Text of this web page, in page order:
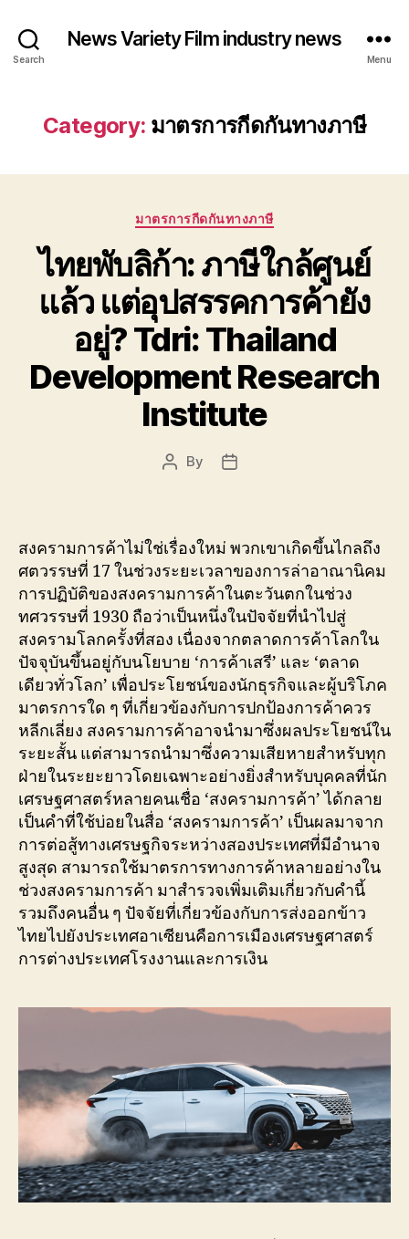
Search
News Variety Film industry news
Menu
Category: มาตรการกีดกันทางภาษี
Categories
มาตรการกีดกันทางภาษี
ไทยพับลิก้า: ภาษีใกล้ศูนย์
แล้ว แต่อุปสรรคการค้ายัง
อยู่? Tdri: Thailand
Development Research
Institute
Post
By
Post
สงครามการค้าไม่ใช่เรื่องใหม่ พวกเขาเกิดขึ้นไกลถึง
ศตวรรษที่ 17 ในช่วงระยะเวลาของการล่าอาณานิคม
การปฏิบัติของสงครามการค้าในตะวันตกในช่วง
ทศวรรษที่ 1930 ถือว่าเป็นหนึ่งในปัจจัยที่นำไปสู่
สงครามโลกครั้งที่สอง เนื่องจากตลาดการค้าโลกใน
ปัจจุบันขึ้นอยู่กับนโยบาย ‘การค้าเสรี’ และ ‘ตลาด
เดียวทั่วโลก’ เพื่อประโยชน์ของนักธุรกิจและผู้บริโภค
มาตรการใด ๆ ที่เกี่ยวข้องกับการปกป้องการค้าควร
หลีกเลี่ยง สงครามการค้าอาจนำมาซึ่งผลประโยชน์ใน
ระยะสั้น แต่สามารถนำมาซึ่งความเสียหายสำหรับทุก
ฝ่ายในระยะยาวโดยเฉพาะอย่างยิ่งสำหรับบุคคลที่นัก
เศรษฐศาสตร์หลายคนเชื่อ ‘สงครามการค้า’ ได้กลาย
เป็นคำที่ใช้บ่อยในสื่อ ‘สงครามการค้า’ เป็นผลมาจาก
การต่อสู้ทางเศรษฐกิจระหว่างสองประเทศที่มีอำนาจ
สูงสุด สามารถใช้มาตรการทางการค้าหลายอย่างใน
ช่วงสงครามการค้า มาสำรวจเพิ่มเติมเกี่ยวกับคำนี้
รวมถึงคนอื่น ๆ ปัจจัยที่เกี่ยวข้องกับการส่งออกข้าว
ไทยไปยังประเทศอาเซียนคือการเมืองเศรษฐศาสตร์
การต่างประเทศโรงงานและการเงิน